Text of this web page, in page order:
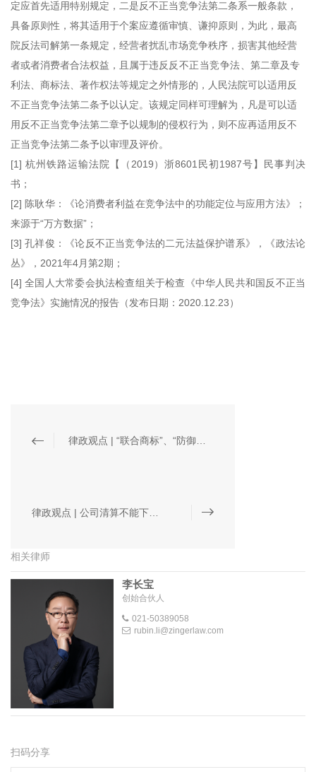
定应首先适用特别规定，二是反不正当竞争法第二条系一般条款，
具备原则性，将其适用于个案应遵循审慎、谦抑原则，为此，最高
院反法司解第一条规定，经营者扰乱市场竞争秩序，损害其他经营
者或者消费者合法权益，且属于违反 反不正当竞争法 、第二章及专
利法、商标法、著作权法等规定之外情形的，人民法院可以适用反
不正当竞争法第二条予以认定。该规定同样可理解为，凡是可以适
用反不正当竞争法第二章予以规制的侵权行为，则不应再适用反不
正当竞争法第二条予以审理及评价。
[1] 杭州铁路运输法院【（2019）浙8601民初1987号】民事判决
书；
[2] 陈耿华：《论消费者利益在竞争法中的功能定位与应用方法》；
来源于“万方数据”；
[3] 孔祥俊：《论反不正当竞争法的二元法益保护谱系》，《政法论
丛》，2021年4月第2期；
[4] 全国人大常委会执法检查组关于检查《中华人民共和国反不正当
竞争法》实施情况的报告（发布日期：2020.12.23）
相关律师
李长宝
创始合伙人
021-50389058
rubin.li@zingerlaw.com
扫码分享